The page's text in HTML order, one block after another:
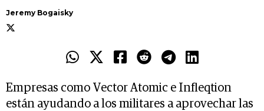
Jeremy Bogaisky
Empresas como Vector Atomic e Infleqtion
están ayudando a los militares a aprovechar las